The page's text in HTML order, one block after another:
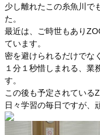
少し離れたこの糸魚川で
た。
最近は、ご時世もあり
ています。
密を避けられるだけでな
１分１秒惜しまれる、業
す。
この後も予定されている
日々学習の毎日ですが、